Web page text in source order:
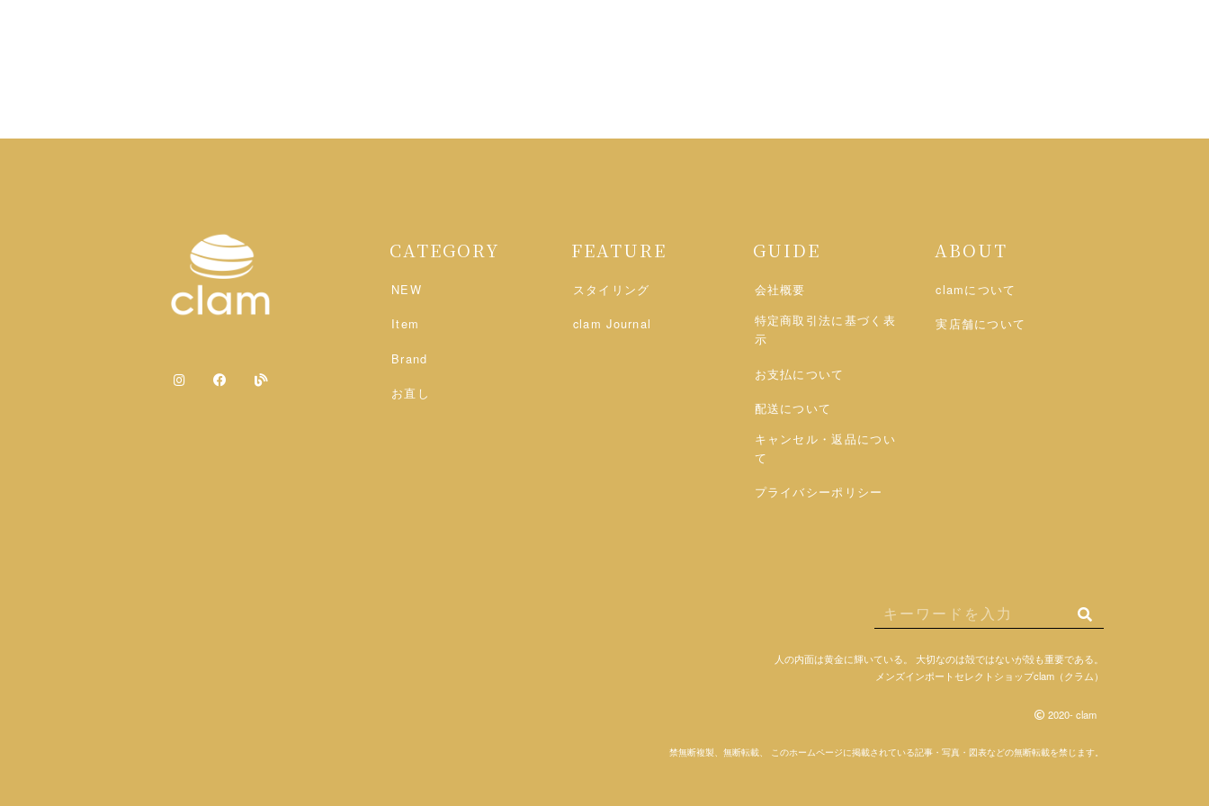
CATEGORY
NEW
Item
Brand
お直し
FEATURE
スタイリング
clam Journal
GUIDE
会社概要
特定商取引法に基づく表
示
お支払について
配送について
キャンセル・返品につい
て
プライバシーポリシー
ABOUT
clamについて
実店舗について
人の内面は黄金に輝いている。
大切なのは殻ではないが殻も重要である。
メンズインポートセレクトショップclam（クラム）
2020- clam
禁無断複製、無断転載、 このホームページに掲載されている記事・写真・図表などの無断転載を禁じます。